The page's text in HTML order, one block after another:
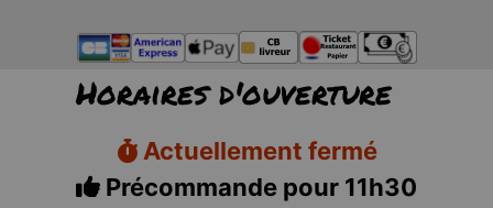
Horaires d'ouverture
Actuellement fermé
Précommande pour 11h30